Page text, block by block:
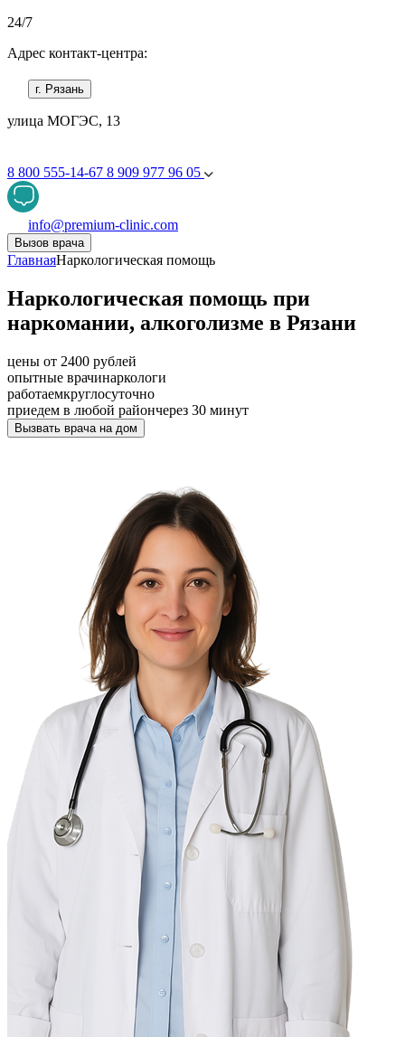
24/7
Адрес контакт-центра:
г. Рязань
улица МОГЭС, 13
8 800 555-14-67 8 909 977 96 05
info@premium-clinic.com
Вызов врача
ГлавнаяНаркологическая помощь
Наркологическая помощь при
наркомании, алкоголизме в Рязани
цены от 2400 рублей
опытные врачинаркологи
работаемкруглосуточно
приедем в любой райончерез 30 минут
Вызвать врача на дом